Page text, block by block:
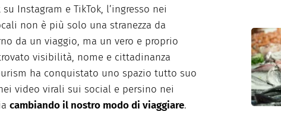
Instagram e TikTok, l’ingresso nei
non è più solo una stranezza da
da un viaggio, ma un vero e proprio
visibilità, nome e cittadinanza
ha conquistato uno spazio tutto suo
video virali sui social e persino nei
cambiando il nostro modo di viaggiare.